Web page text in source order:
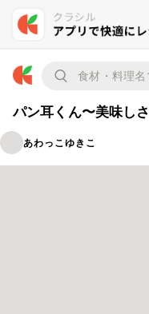
パン耳くん〜美味し
あわっこゆきこ